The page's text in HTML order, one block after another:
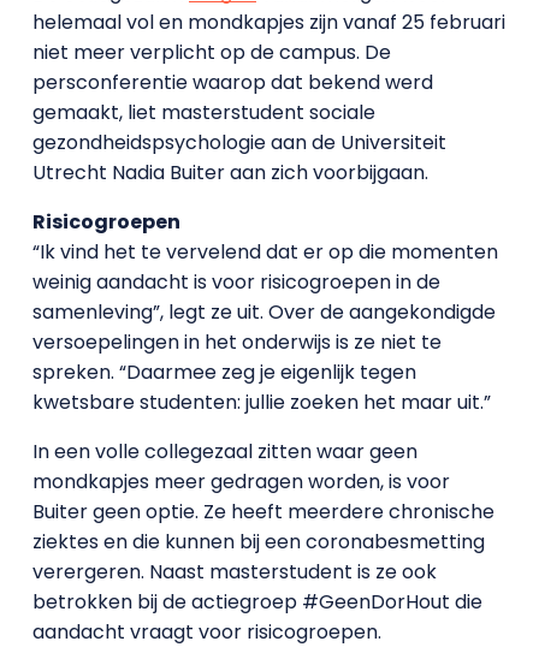
helemaal vol en mondkapjes zijn vanaf 25 februari
niet meer verplicht op de campus. De
persconferentie waarop dat bekend werd
gemaakt, liet masterstudent sociale
gezondheidspsychologie aan de Universiteit
Utrecht Nadia Buiter aan zich voorbijgaan.
Risicogroepen
“Ik vind het te vervelend dat er op die momenten
weinig aandacht is voor risicogroepen in de
samenleving”, legt ze uit. Over de aangekondigde
versoepelingen in het onderwijs is ze niet te
spreken. “Daarmee zeg je eigenlijk tegen
kwetsbare studenten: jullie zoeken het maar uit.”
In een volle collegezaal zitten waar geen
mondkapjes meer gedragen worden, is voor
Buiter geen optie. Ze heeft meerdere chronische
ziektes en die kunnen bij een coronabesmetting
verergeren. Naast masterstudent is ze ook
betrokken bij de actiegroep #GeenDorHout die
aandacht vraagt voor risicogroepen.